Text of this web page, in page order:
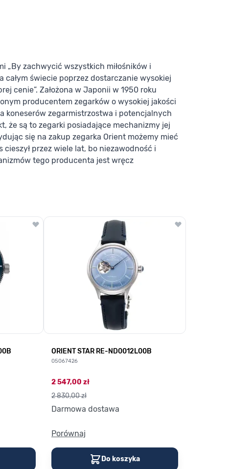
„By zachwycić wszystkich miłośników i
całym świecie poprzez dostarczanie wysokiej
cenie”. Założona w Japonii w 1950 roku
producentem zegarków o wysokiej jakości
koneserów zegarmistrzostwa i potencjalnych
że są to zegarki posiadające mechanizmy jej
się na zakup zegarka Orient możemy mieć
cieszył przez wiele lat, bo niezawodność i
tego producenta jest wręcz
ORIENT STAR RE-ND0012L00B
05067426
2 547,00 zł
2 830,00 zł
Darmowa dostawa
Porównaj
Do koszyka